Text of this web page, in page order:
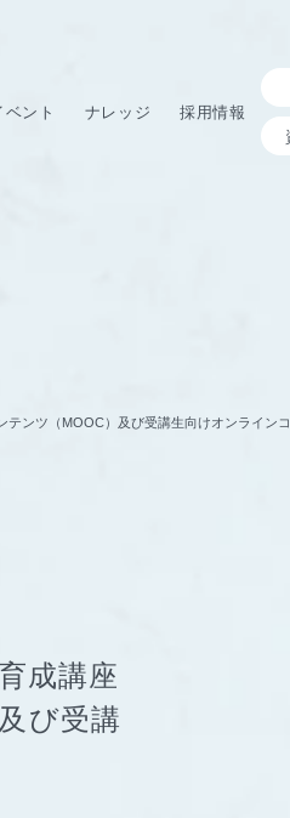
ベント ナレッジ 採用情報
ンツ（MOOC）及び受講生向けオンライン
成講座
び受講